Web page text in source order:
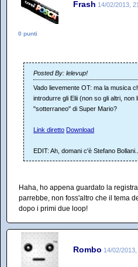
Frash 14/02/2013,
0 punti
Posted By: lelevup!
Vado lievemente OT: ma la musica
introdurre gli Elii (non so gli altri, non
"sotterraneo" di Super Mario?
Link diretto Download
EDIT: Ah, domani c'è Stefano Bollani...
Haha, ho appena guardato la
parrebbe, non foss'altro che il tema
dopo i primi due loop!
Rombo 14/02/